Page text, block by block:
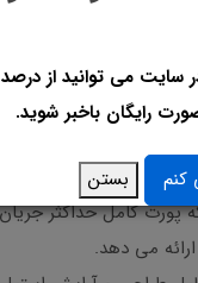
قفل کننده سنگین با
پورت کامل حداکثر
می دهد.
می توانید از درصد
رایگان باخبر شوید.
کنم بستن